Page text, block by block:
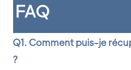
FAQ
Q1. Comment puis-je
?